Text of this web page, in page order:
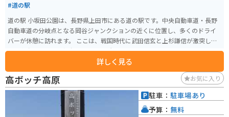
#道の駅
道の駅 小坂田公園は、長野県上田市にある道の駅です。中央自動車道・長野
自動車道の分岐点となる岡谷ジャンクションの近くに位置し、多くのドライ
バーが休憩に訪れます。 ここは、戦国時代に武田信玄と上杉謙信が激突した
「川中島の戦い」の舞台となった場所としても知られています。周辺には史
跡も多く点在し、歴史を感じながらツーリングを楽しむことができます。 道
の駅には、地元の農産物や特産品を販売する直売所、レストラン、軽食コー
ナーなどがあります。地元産の新鮮な野菜や果物はもちろん、信州そばや山
賊焼きなど、地元グルメも堪能できます。 バイクで訪れる場合、道の駅から
少し走った場所にある「姨捨SA」からの夜景がおすすめです。善光寺平の夜
景を一望できる絶景スポットとして知られており、ロマンチックなひととき
詳しく見る
高ボッチ高原 お気に入り
駐車： 駐車場あり
予算： 無料